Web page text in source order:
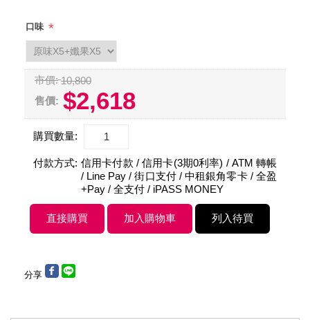
口味 *
市價: 10,800
售價: $2,618
購買數量:
付款方式: 信用卡付款 / 信用卡(3期0利率) / ATM 轉帳
/ Line Pay / 街口支付 / 中租銀角零卡 / 全盈
+Pay / 全支付 / iPASS MONEY
分享